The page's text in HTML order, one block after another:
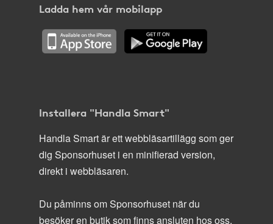
Ladda hem vår mobilapp
Installera "Handla Smart"
Handla Smart är ett webbläsartillägg som ger
dig Sponsorhuset i en minifierad version,
direkt i webbläsaren.
Du påminns om Sponsorhuset när du
besöker en butik som finns ansluten hos oss.